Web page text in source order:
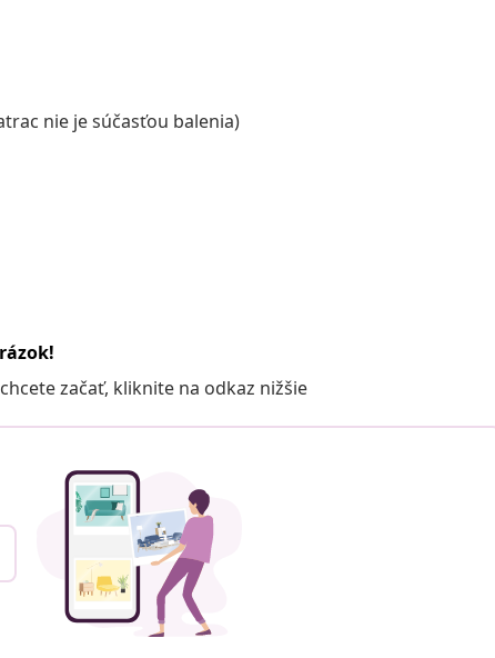
nie je súčasťou balenia)
začať, kliknite na odkaz nižšie